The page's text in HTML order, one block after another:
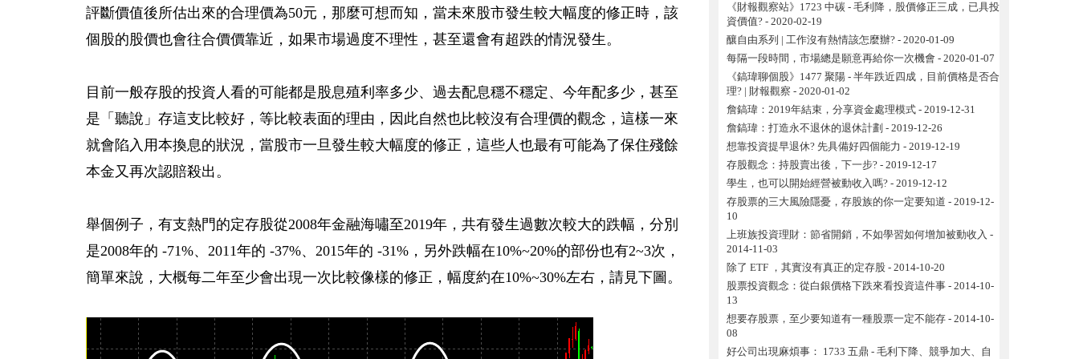
評斷價值後所估出來的合理價為50元，那麼可想而知，當未來股市發生較大幅度的修正時，該
個股的股價也會往合價價靠近，如果市場過度不理性，甚至還會有超跌的情況發生。
目前一般存股的投資人看的可能都是股息殖利率多少、過去配息穩不穩定、今年配多少，甚至
是「聽說」存這支比較好，等比較表面的理由，因此自然也比較沒有合理價的觀念，這樣一來
就會陷入用本換息的狀況，當股市一旦發生較大幅度的修正，這些人也最有可能為了保住殘餘
本金又再次認賠殺出。
舉個例子，有支熱門的定存股從2008年金融海嘯至2019年，共有發生過數次較大的跌幅，分別
是2008年的 -71%、2011年的 -37%、2015年的 -31%，另外跌幅在10%~20%的部份也有2~3次，
簡單來說，大概每二年至少會出現一次比較像樣的修正，幅度約在10%~30%左右，請見下圖。
《財報觀察站》1723 中碳 - 毛利降，股價修正三成，已具投
資價值?- 2020-02-19
釀自由系列 | 工作沒有熱情該怎麼辦?- 2020-01-09
每隔一段時間，市場總是願意再給你一次機會 - 2020-01-07
《鎬瑋聊個股》1477 聚陽 - 半年跌近四成，目前價格是否合
理? | 財報觀察 - 2020-01-02
詹鎬瑋：2019年結束，分享資金處理模式- 2019-12-31
詹鎬瑋：打造永不退休的退休計劃 - 2019-12-26
想靠投資提早退休? 先具備好四個能力 - 2019-12-19
存股觀念：持股賣出後，下一步?- 2019-12-17
學生，也可以開始經營被動收入嗎?- 2019-12-12
存股票的三大風險隱憂，存股族的你一定要知道 - 2019-12-
10
上班族投資理財：節省開銷，不如學習如何增加被動收入 -
2014-11-03
除了 ETF ，其實沒有真正的定存股- 2014-10-20
股票投資觀念：從白銀價格下跌來看投資這件事- 2014-10-
13
想要存股票，至少要知道有一種股票一定不能存 - 2014-10-
08
好公司出現麻煩事： 1733 五鼎 - 毛利下降、競爭加大、自